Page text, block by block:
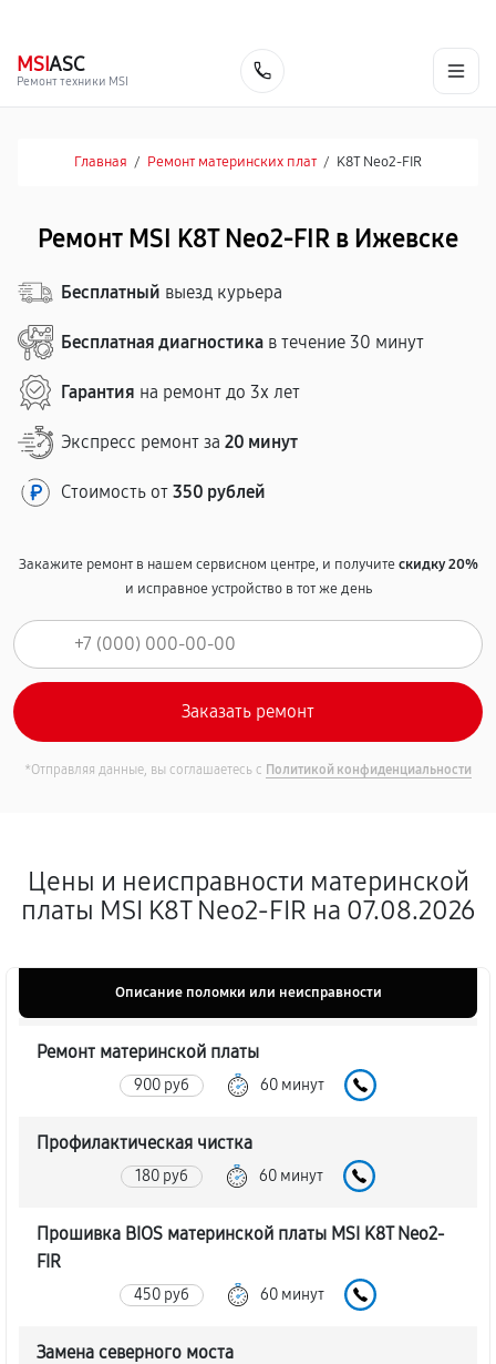
MSIASC
Ремонт техники MSI
Главная / Ремонт материнских плат / K8T Neo2-FIR
Ремонт MSI K8T Neo2-FIR в Ижевске
Бесплатный выезд курьера
Бесплатная диагностика в течение 30 минут
Гарантия на ремонт до 3х лет
Экспресс ремонт за 20 минут
Стоимость от 350 рублей
Закажите ремонт в нашем сервисном центре, и получитескидку 20%
и исправное устройство в тот же день
*Отправляя данные, вы соглашаетесь с Политикой конфиденциальности
Цены и неисправности материнской
платы MSI K8T Neo2-FIR на 07.08.2026
Описание поломки или неисправности
Ремонт материнской платы
900 руб 60 минут
Профилактическая чистка
180 руб 60 минут
Прошивка BIOS материнской платы MSI K8T Neo2-
FIR
450 руб 60 минут
Замена северного моста